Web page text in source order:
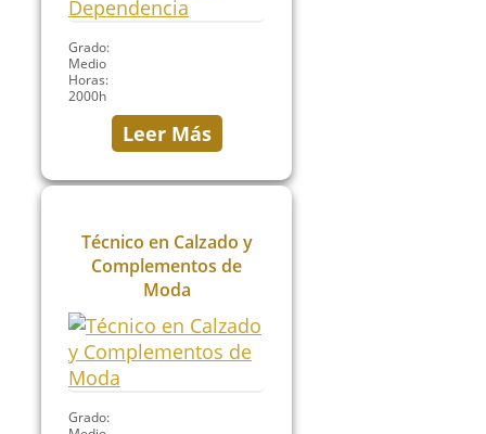
Grado:
Medio
Horas:
2000h
Leer Más
Técnico en Calzado y
Complementos de
Moda
Grado: